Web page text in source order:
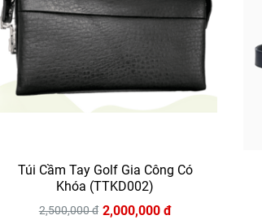
Túi Cầm Tay Golf Gia Công Có
Khóa (TTKD002)
2,500,000 đ 2,000,000 đ